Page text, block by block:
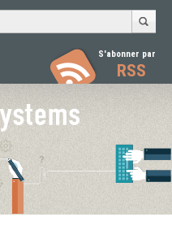
S'abonner par
RSS